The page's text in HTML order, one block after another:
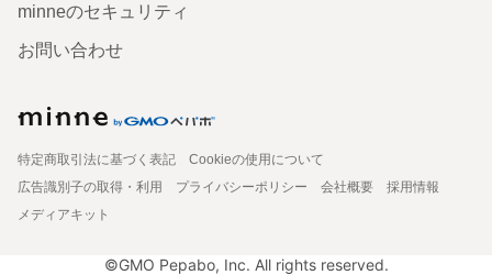
minneのセキュリティ
お問い合わせ
特定商取引法に基づく表記
Cookieの使用について
広告識別子の取得・利用
プライバシーポリシー 会社概要
採用情報
メディアキット
©GMO Pepabo, Inc. All rights reserved.